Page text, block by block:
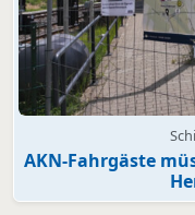
AKN-Fahrgäste